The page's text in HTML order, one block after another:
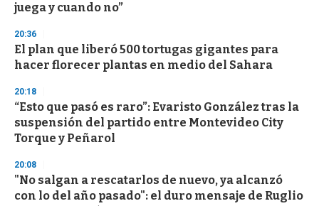
juega y cuando no”
20:36
El plan que liberó 500 tortugas gigantes para
hacer florecer plantas en medio del Sahara
20:18
“Esto que pasó es raro”: Evaristo González tras la
suspensión del partido entre Montevideo City
Torque y Peñarol
20:08
"No salgan a rescatarlos de nuevo, ya alcanzó
con lo del año pasado": el duro mensaje de Ruglio